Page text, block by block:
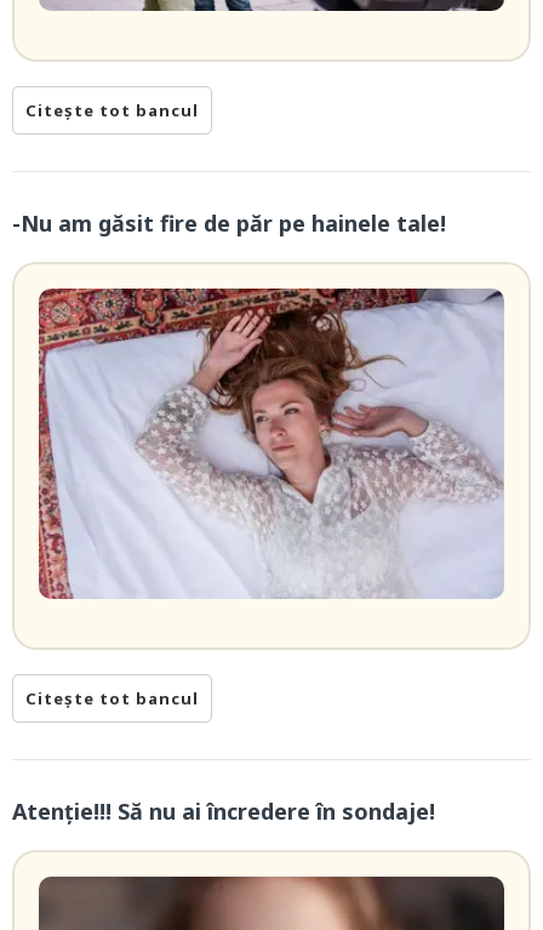
Citește tot bancul
-Nu am găsit fire de păr pe hainele tale!
Citește tot bancul
Atenție!!! Să nu ai încredere în sondaje!